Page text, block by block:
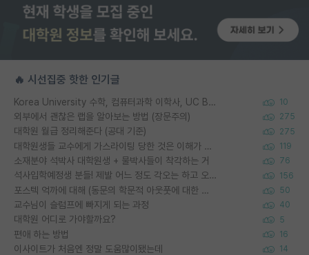
🔥 시선집중 핫한 인기글
Korea University 수학, 컴퓨터과학 이학사, UC Berkeley 산업공학 대학원 공학박사가 되는 것은 쉽지 않겠죠? 10
외부에서 괜찮은 랩을 알아보는 방법 (장문주의) 275
대학원 월급 정리해준다 (공대 기준) 275
대학원생들 교수에게 가스라이팅 당한 것은 이해가 갑니다. 안타깝네요. 119
소재분야 석박사 대학원생 + 물박사들이 착각하는 거 76
석사입학예정생 분들! 제발 어느 정도 각오는 하고 오세요. 156
포스텍 억까에 대해 (동문의 학문적 아웃풋에 대한 반박) 50
교수님이 슬럼프에 빠지게 되는 과정 40
대학원 어디로 가야할까요? 5
편애 하는 방법 16
이사이트가 처음엔 정말 도움많이됐는데 14